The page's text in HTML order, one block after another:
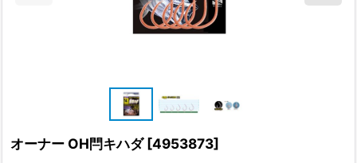
オーナー OH閂キハダ [4953873]